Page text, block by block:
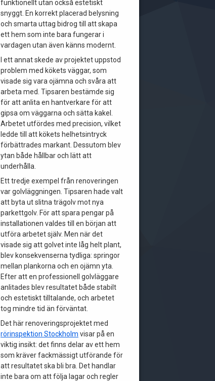
funktionellt utan också estetiskt
snyggt. En korrekt placerad belysning
och smarta uttag bidrog till att skapa
ett hem som inte bara fungerar i
vardagen utan även känns modernt.
I ett annat skede av projektet uppstod
problem med kökets väggar, som
visade sig vara ojämna och svåra att
arbeta med. Tipsaren bestämde sig
för att anlita en hantverkare för att
gipsa om väggarna och sätta kakel.
Arbetet utfördes med precision, vilket
ledde till att kökets helhetsintryck
förbättrades markant. Dessutom blev
ytan både hållbar och lätt att
underhålla.
Ett tredje exempel från renoveringen
var golvläggningen. Tipsaren hade valt
att byta ut slitna trägolv mot nya
parkettgolv. För att spara pengar på
installationen valdes till en början att
utföra arbetet själv. Men när det
visade sig att golvet inte låg helt plant,
blev konsekvenserna tydliga: springor
mellan plankorna och en ojämn yta.
Efter att en professionell golvläggare
anlitades blev resultatet både stabilt
och estetiskt tilltalande, och arbetet
tog mindre tid än förväntat.
Det här renoveringsprojektet med
rörinspektion Stockholm visar på en
viktig insikt: det finns delar av ett hem
som kräver fackmässigt utförande för
att resultatet ska bli bra. Det handlar
inte bara om att följa lagar och regler